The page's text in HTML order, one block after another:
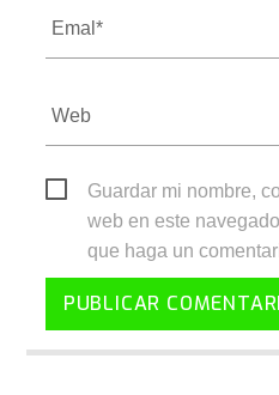
Guardar mi nombre,
web en este
que haga un